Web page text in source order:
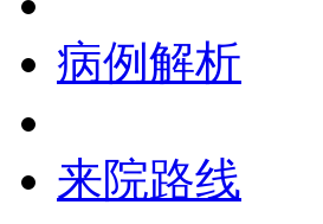
病例解析
来院路线